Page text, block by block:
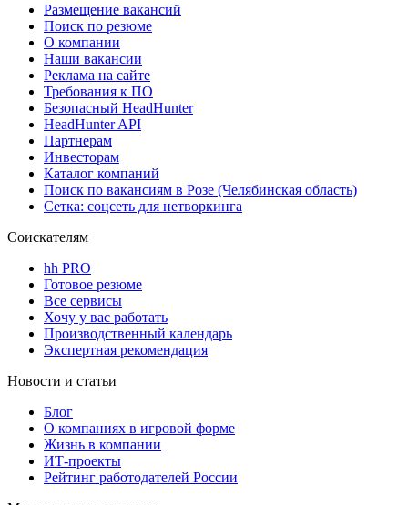
Размещение вакансий
Поиск по резюме
О компании
Наши вакансии
Реклама на сайте
Требования к ПО
Безопасный HeadHunter
HeadHunter API
Партнерам
Инвесторам
Каталог компаний
Поиск по вакансиям в Розе (Челябинская область)
Сетка: соцсеть для нетворкинга
Соискателям
hh PRO
Готовое резюме
Все сервисы
Хочу у вас работать
Производственный календарь
Экспертная рекомендация
Новости и статьи
Блог
О компаниях в игровой форме
Жизнь в компании
ИТ-проекты
Рейтинг работодателей России